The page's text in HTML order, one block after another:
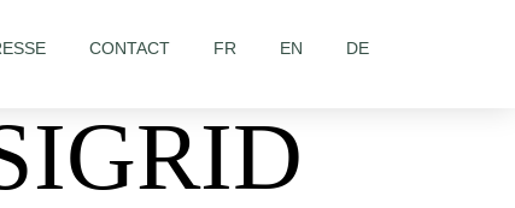
CONTACT FR EN DE